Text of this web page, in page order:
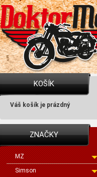
KOŠÍK
Váš košík je prázdný
ZNAČKY
MZ
Simson